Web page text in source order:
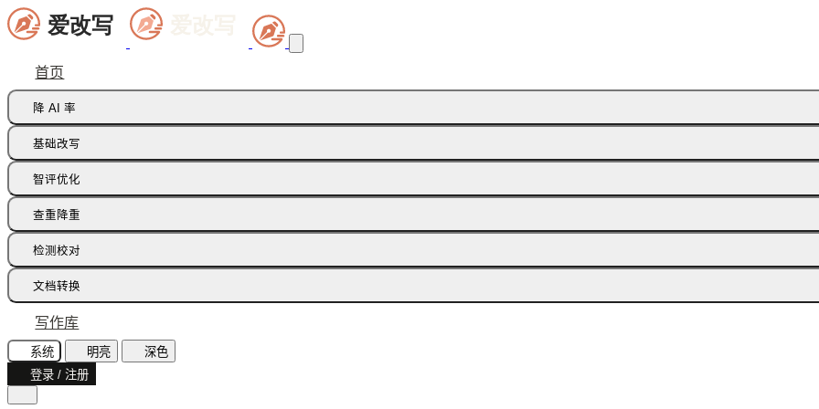
首页
降 AI 率
痕迹橡皮擦
多语种降痕
基础改写
同义词替换
智评优化
批注智改
查重降重
论文降重
检测校对
AI 文本检测(中文)
AI 文本检测(英文)
AI 图片检测
AI味诊断
文本纠错
文档转换
飞书文档
智能读文
文档识别
写作库
系统 明亮
深色
登录 / 注册